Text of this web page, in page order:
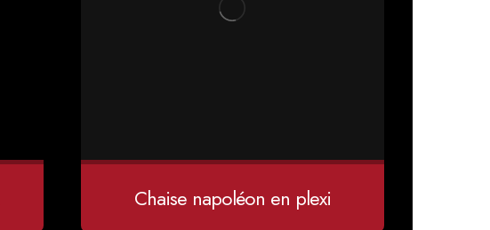
Chaise napoléon en plexi